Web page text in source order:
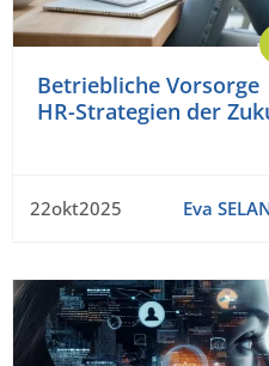
Betriebliche
HR-Strategien der
22okt2025 Eva